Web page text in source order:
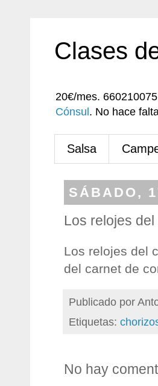
Clases
20€/mes.
Cónsul . No hace
Salsa
SÁBADO,
Los relojes del
Los relojes del
del carnet de
Publicado por
Etiquetas:
No hay